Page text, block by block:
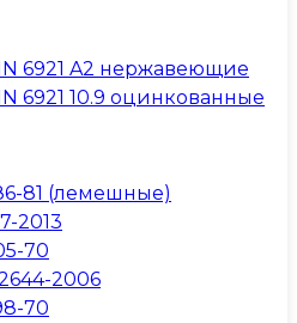
6921 A2 нержавеющие
6921 10.9 оцинкованные
81 (лемешные)
2013
70
2006
70